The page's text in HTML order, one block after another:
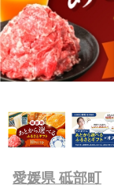
愛媛県 砥部町